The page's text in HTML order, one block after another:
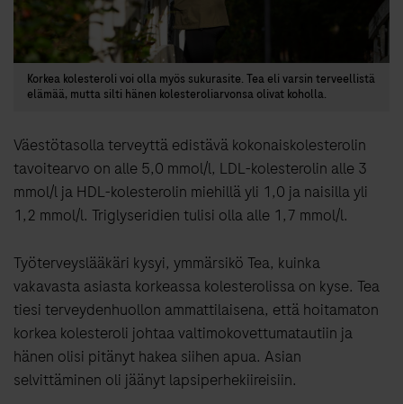
Korkea kolesteroli voi olla myös sukurasite. Tea eli varsin terveellistä
elämää, mutta silti hänen kolesteroliarvonsa olivat koholla.
Väestötasolla terveyttä edistävä kokonaiskolesterolin
tavoitearvo on alle 5,0 mmol/l, LDL-kolesterolin alle 3
mmol/l ja HDL-kolesterolin miehillä yli 1,0 ja naisilla yli
1,2 mmol/l. Triglyseridien tulisi olla alle 1,7 mmol/l.
Työterveyslääkäri kysyi, ymmärsikö Tea, kuinka
vakavasta asiasta korkeassa kolesterolissa on kyse. Tea
tiesi terveydenhuollon ammattilaisena, että hoitamaton
korkea kolesteroli johtaa valtimokovettumatautiin ja
hänen olisi pitänyt hakea siihen apua. Asian
selvittäminen oli jäänyt lapsiperhekiireisiin.